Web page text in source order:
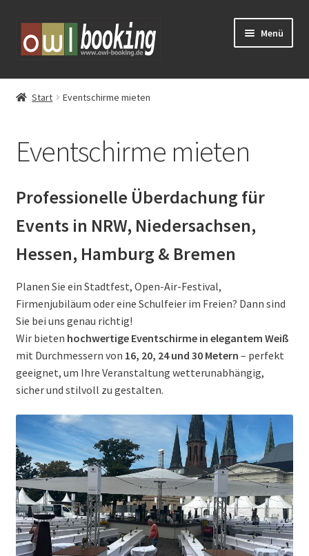
Zur
Navigation
springen
Zum
Inhalt
springen
Menü
Tickets
Vorverkauf
Schlosstheater Fürstenberg – Kreuz & Quer
Start Eventschirme mieten
Eventschirme mieten
Professionelle Überdachung für
Events in NRW, Niedersachsen,
Hessen, Hamburg & Bremen
Planen Sie ein Stadtfest, Open-Air-Festival,
Firmenjubiläum oder eine Schulfeier im Freien? Dann sind
Sie bei uns genau richtig!
Wir bieten hochwertige Eventschirme in elegantem Weiß
mit Durchmessern von 16, 20, 24 und 30 Metern – perfekt
geeignet, um Ihre Veranstaltung wetterunabhängig,
sicher und stilvoll zu gestalten.